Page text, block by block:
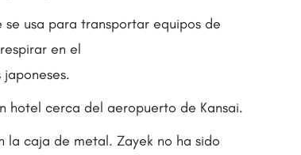
usa para transportar equipos de
en el
hotel cerca del aeropuerto de Kansai.
la caja de metal. Zayek no ha sido